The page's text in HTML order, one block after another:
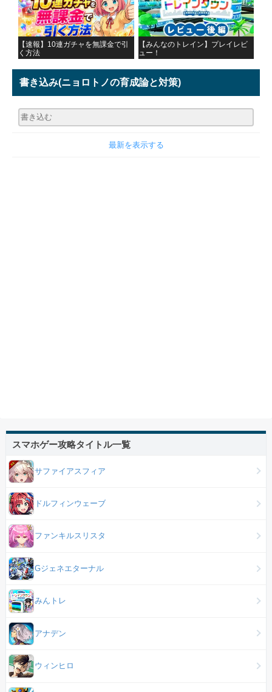
【速報】10連ガチャを無課金で引
く方法
【みんなのトレイン】プレイレビ
ュー！
書き込み(ニョロトノの育成論と対策)
最新を表示する
スマホゲー攻略タイトル一覧
サファイアスフィア
ドルフィンウェーブ
ファンキルスリスタ
Gジェネエターナル
みんトレ
アナデン
ウィンヒロ